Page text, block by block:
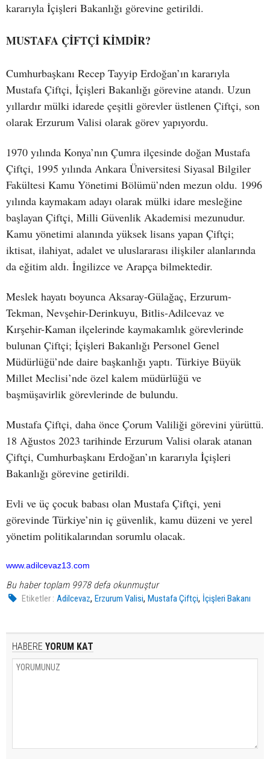
kararıyla İçişleri Bakanlığı görevine getirildi.
MUSTAFA ÇİFTÇİ KİMDİR?
Cumhurbaşkanı Recep Tayyip Erdoğan’ın kararıyla
Mustafa Çiftçi, İçişleri Bakanlığı görevine atandı. Uzun
yıllardır mülki idarede çeşitli görevler üstlenen Çiftçi, son
olarak Erzurum Valisi olarak görev yapıyordu.
1970 yılında Konya’nın Çumra ilçesinde doğan Mustafa
Çiftçi, 1995 yılında Ankara Üniversitesi Siyasal Bilgiler
Fakültesi Kamu Yönetimi Bölümü’nden mezun oldu. 1996
yılında kaymakam adayı olarak mülki idare mesleğine
başlayan Çiftçi, Milli Güvenlik Akademisi mezunudur.
Kamu yönetimi alanında yüksek lisans yapan Çiftçi;
iktisat, ilahiyat, adalet ve uluslararası ilişkiler alanlarında
da eğitim aldı. İngilizce ve Arapça bilmektedir.
Meslek hayatı boyunca Aksaray-Gülağaç, Erzurum-
Tekman, Nevşehir-Derinkuyu, Bitlis-Adilcevaz ve
Kırşehir-Kaman ilçelerinde kaymakamlık görevlerinde
bulunan Çiftçi; İçişleri Bakanlığı Personel Genel
Müdürlüğü’nde daire başkanlığı yaptı. Türkiye Büyük
Millet Meclisi’nde özel kalem müdürlüğü ve
başmüşavirlik görevlerinde de bulundu.
Mustafa Çiftçi, daha önce Çorum Valiliği görevini yürüttü.
18 Ağustos 2023 tarihinde Erzurum Valisi olarak atanan
Çiftçi, Cumhurbaşkanı Erdoğan’ın kararıyla İçişleri
Bakanlığı görevine getirildi.
Evli ve üç çocuk babası olan Mustafa Çiftçi, yeni
görevinde Türkiye’nin iç güvenlik, kamu düzeni ve yerel
yönetim politikalarından sorumlu olacak.
www.adilcevaz13.com
Bu haber toplam 9978 defa okunmuştur
Etiketler : Adilcevaz,Erzurum Valisi,Mustafa Çiftçi, İçişleri Bakanı
HABERE YORUM KAT